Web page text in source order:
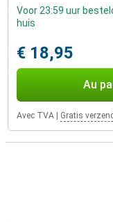
Voor 23:59 uur
huis
€ 18,95
Au
Avec TVA Gratis